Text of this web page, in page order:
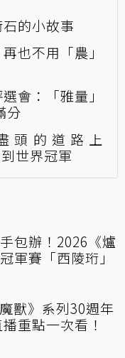
的小故事
也不用「農」
會：「雅量」
分
頭的道路上
世界冠軍
包辦！2026《爐
軍賽「西陵珩」
獸》系列30週年
重點一次看！